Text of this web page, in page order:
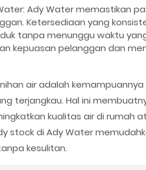
Ady Water memastikan
Ketersediaan yang
tanpa menunggu waktu
kepuasan pelanggan dan
air adalah kemampuannya
terjangkau. Hal ini
kualitas air di rumah
stock di Ady Water
kesulitan.